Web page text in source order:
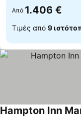
Από 1.406 €
Τιμές από 9
Hampton Inn